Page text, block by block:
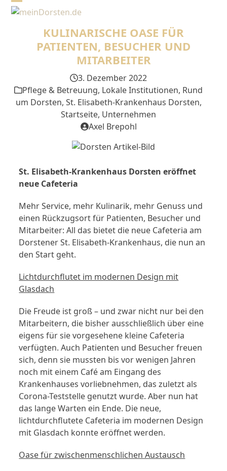
SkipOpen
mobile
menu
Close
mobile
menu
KULINARISCHE OASE FÜR
PATIENTEN, BESUCHER UND
MITARBEITER
3. Dezember 2022
Pflege & Betreuung, Lokale Institutionen, Rund
um Dorsten, St. Elisabeth-Krankenhaus Dorsten,
Startseite, Unternehmen
Axel Brepohl
St. Elisabeth-Krankenhaus Dorsten eröffnet
neue Cafeteria
Mehr Service, mehr Kulinarik, mehr Genuss und
einen Rückzugsort für Patienten, Besucher und
Mitarbeiter: All das bietet die neue Cafeteria am
Dorstener St. Elisabeth-Krankenhaus, die nun an
den Start geht.
Lichtdurchflutet im modernen Design mit
Glasdach
Die Freude ist groß – und zwar nicht nur bei den
Mitarbeitern, die bisher ausschließlich über eine
eigens für sie vorgesehene kleine Cafeteria
verfügten. Auch Patienten und Besucher freuen
sich, denn sie mussten bis vor wenigen Jahren
noch mit einem Café am Eingang des
Krankenhauses vorliebnehmen, das zuletzt als
Corona-Teststelle genutzt wurde. Aber nun hat
das lange Warten ein Ende. Die neue,
lichtdurchflutete Cafeteria im modernen Design
mit Glasdach konnte eröffnet werden.
Oase für zwischenmenschlichen Austausch